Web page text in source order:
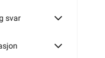
svar